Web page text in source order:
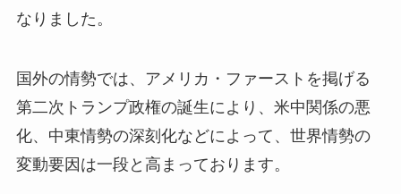
なりました。
国外の情勢では、アメリカ・ファーストを掲げる
第二次トランプ政権の誕生により、米中関係の悪
化、中東情勢の深刻化などによって、世界情勢の
変動要因は一段と高まっております。